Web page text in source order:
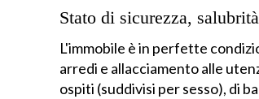
Stato di sicurezza,
L'immobile è in perfette
arredi e allacciamento alle
ospiti (suddivisi per sesso), di